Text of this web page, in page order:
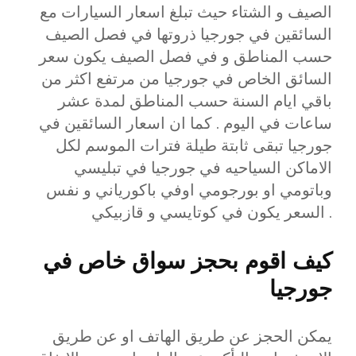
الصيف و الشتاء حيث تبلغ اسعار السيارات مع
السائقين في جورجيا ذروتها في فصل الصيف
حسب المناطق و في فصل الصيف يكون سعر
السائق الخاص في جورجيا من مرتفع اكثر من
باقي ايام السنة حسب المناطق لمدة عشر
ساعات في اليوم . كما ان اسعار السائقين في
جورجيا تبقى ثابتة طيلة فترات الموسم لكل
الاماكن السياحيه في جورجيا في تبليسي
وباتومي او بورجومي اوفي باكورياني و نفس
السعر يكون في كوتايسي و قازبيكي .
كيف اقوم بحجز سواق خاص في
جورجيا
يمكن الحجز عن طريق الهاتف او عن طريق